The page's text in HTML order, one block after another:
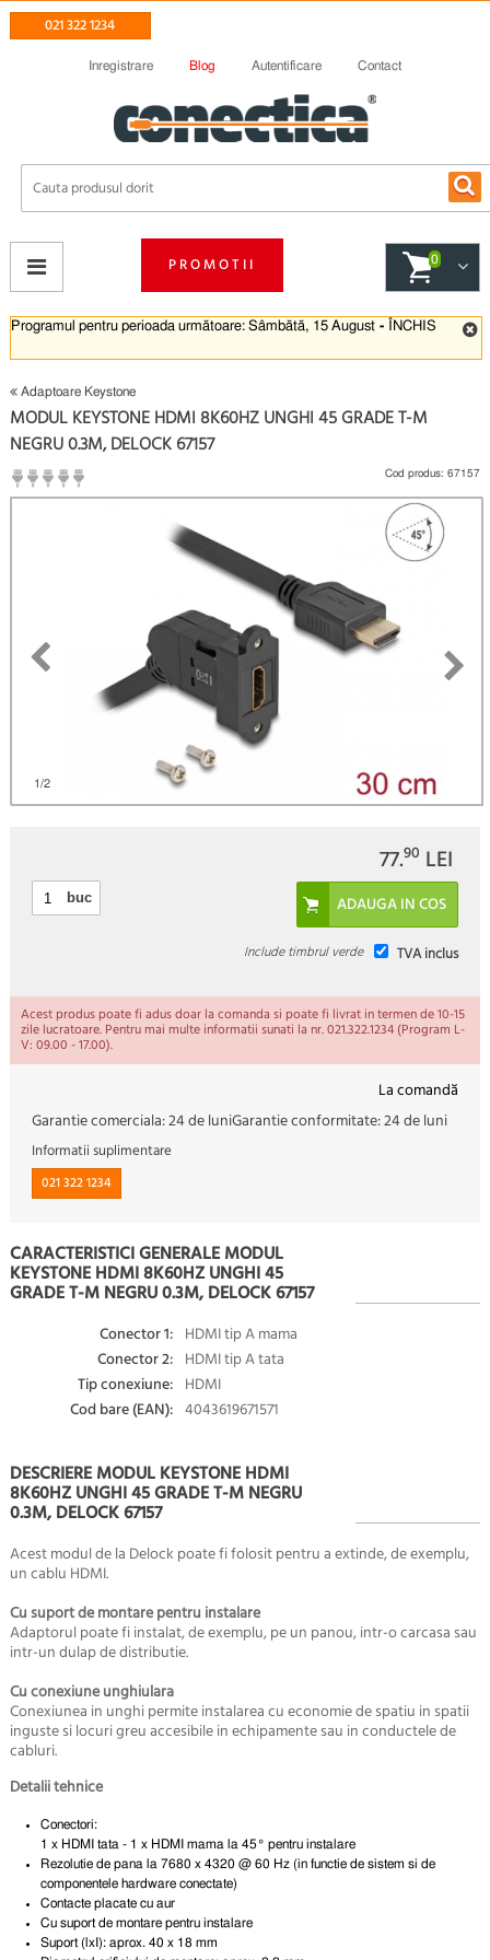
021 322 1234
Inregistrare Blog Autentificare Contact
Programul pentru perioada următoare: Sâmbătă, 15 August - ÎNCHIS
PROMOTII 0
Adaptoare Keystone
1/2
MODUL KEYSTONE HDMI 8K60HZ UNGHI 45 GRADE T-M
NEGRU 0.3M, DELOCK 67157
Cod produs: 67157
77.90 LEI
buc
TVA inclus
Include timbrul verde
Acest produs poate fi adus doar la comanda si poate fi livrat in termen de 10-15
zile lucratoare. Pentru mai multe informatii sunati la nr. 021.322.1234 (Program L-
V: 09.00 - 17.00).
La comandă
Garantie comerciala:24 de luniGarantie conformitate:24 de luni
Informatii suplimentare
021 322 1234
CARACTERISTICI GENERALE MODUL
KEYSTONE HDMI 8K60HZ UNGHI 45
GRADE T-M NEGRU 0.3M, DELOCK 67157
Conector 1: HDMI tip A mama
Conector 2: HDMI tip A tata
Tip conexiune: HDMI
Cod bare (EAN): 4043619671571
DESCRIERE MODUL KEYSTONE HDMI
8K60HZ UNGHI 45 GRADE T-M NEGRU
0.3M, DELOCK 67157
Acest modul de la Delock poate fi folosit pentru a extinde, de exemplu,
un cablu HDMI.
Cu suport de montare pentru instalare
Adaptorul poate fi instalat, de exemplu, pe un panou, intr-o carcasa sau
intr-un dulap de distributie.
Cu conexiune unghiulara
Conexiunea in unghi permite instalarea cu economie de spatiu in spatii
inguste si locuri greu accesibile in echipamente sau in conductele de
cabluri.
Detalii tehnice
Conectori:
1 x HDMI tata - 1 x HDMI mama la 45° pentru instalare
Rezolutie de pana la 7680 x 4320 @ 60 Hz (in functie de sistem si de
componentele hardware conectate)
Contacte placate cu aur
Cu suport de montare pentru instalare
Suport (lxI): aprox. 40 x 18 mm